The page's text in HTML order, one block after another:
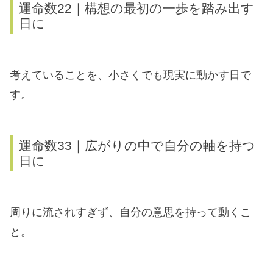
運命数22｜構想の最初の一歩を踏み出す
日に
考えていることを、小さくでも現実に動かす日で
す。
運命数33｜広がりの中で自分の軸を持つ
日に
周りに流されすぎず、自分の意思を持って動くこ
と。